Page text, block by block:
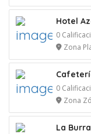
Hotel
0
Zona
0
Zona
La